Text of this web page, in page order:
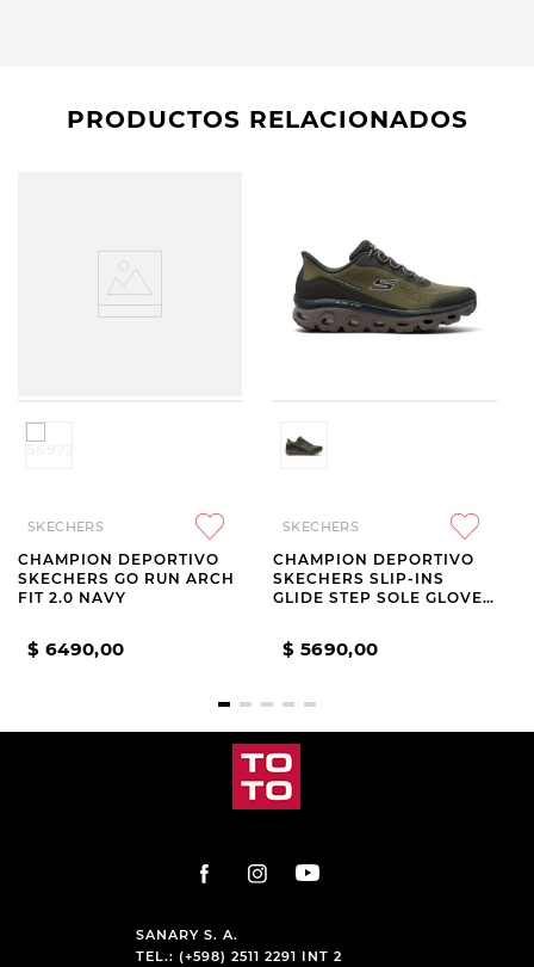
PRODUCTOS RELACIONADOS
SKECHERS
CHAMPION DEPORTIVO
SKECHERS GO RUN ARCH
FIT 2.0 NAVY
$ 6490,00
SKECHERS
CHAMPION DEPORTIVO
SKECHERS SLIP-INS
GLIDE STEP SOLE GLOVER
$ 5690,00
SANARY S. A.
TEL.: (+598) 2511 2291 INT 2